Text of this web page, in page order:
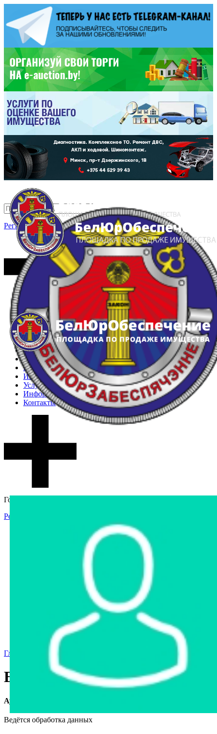
Регистрация Вход
Главная
Арестованное имущество
Реестр несостоявшихся торгов
Реестр переоценок
Частное имущество
Государственное имущество
Интернет-магазин
Интернет-витрина
Услуги
Информация
Контакты
Гостевой доступ
Регистрация
Интернет-магазин
Интернет-витрина
Арестованное имущество
Реестр несостоявшихся торгов
Реестр переоценок
Государственное имущество
Главная страница
Емкость 100 м³
Аукцион завершён
Ведётся обработка данных